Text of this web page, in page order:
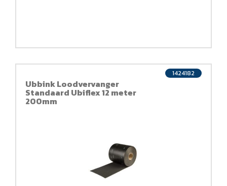
Ubbink Loodvervanger
Standaard Ubiflex 12 meter
200mm
1424182